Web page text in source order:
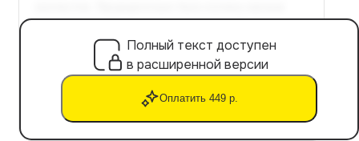
Полный текст доступен
в расширенной версии
Оплатить 449 р.